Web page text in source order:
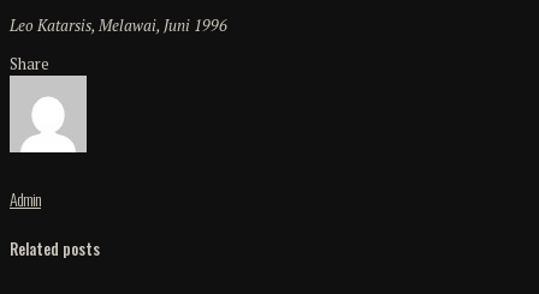
Leo Katarsis, Melawai, Juni 1996
Share
Admin
Related posts